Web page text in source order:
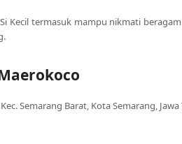
Kecil termasuk mampu nikmati
Semarang Barat, Kota Semarang,